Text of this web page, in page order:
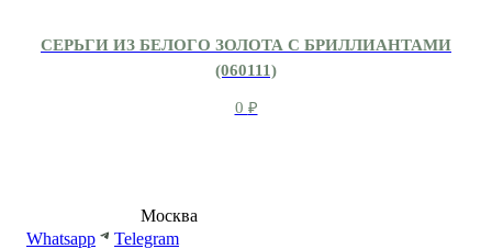
СЕРЬГИ ИЗ БЕЛОГО ЗОЛОТА С БРИЛЛИАНТАМИ
(060111)
0 ₽
Москва
Whatsapp
Telegram